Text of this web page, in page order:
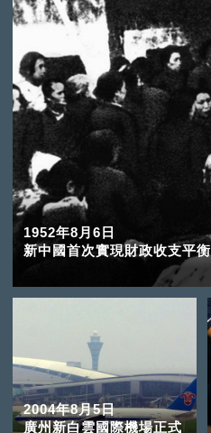
1952年8月6日
新中國首次實現財政收支平衡
2004年8月5日
廣州新白雲國際機場正式